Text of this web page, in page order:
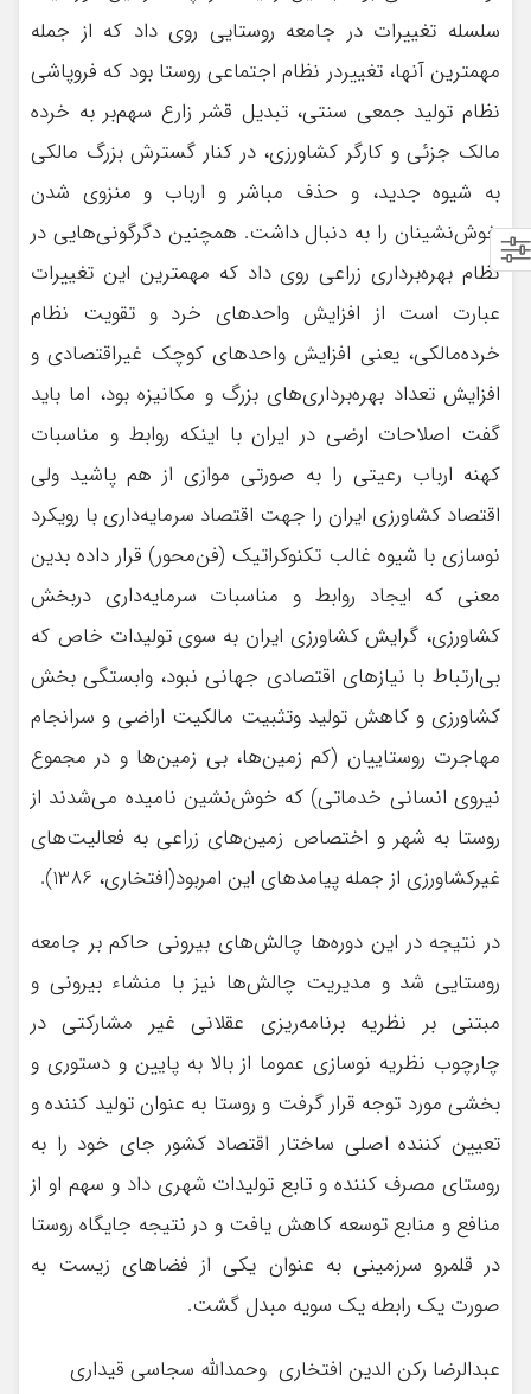
سلسله تغييرات در جامعه روستايي روي داد كه از جمله
مهمترين آنها، تغييردر نظام اجتماعي روستا بود كه فروپاشي
نظام توليد جمعي سنتي، تبديل قشر زارع سهم‌بر به خرده
مالك جزئي و كارگر كشاورزي، در كنار گسترش بزرگ مالكي
به شيوه جديد، و حذف مباشر و ارباب و منزوي شدن
خوش‌نشينان را به دنبال داشت. همچنين دگرگوني‌هايي در
نظام بهره‌برداري زراعي روي داد كه مهمترين اين تغييرات
عبارت ‌است از افزايش واحد‌هاي خرد و تقويت نظام
خرده‌مالكي، يعني افزايش واحد‌هاي كوچك غيراقتصادي و
افزايش تعداد بهره‌برداري‌هاي بزرگ و مكانيزه بود، اما بايد
گفت اصلاحات ارضي در ايران با اينکه روابط و مناسبات
كهنه ارباب رعيتي را به صورتي موازي از هم پاشيد ولي
اقتصاد كشاورزي ايران را جهت اقتصاد سرمايه‌داري با رويكرد
نوسازي با شيوه غالب تكنوكراتيك (فن‌محور) قرار داده بدين
معني که ايجاد روابط و مناسبات سرمايه‌داري دربخش
كشاورزي، گرايش كشاورزي ايران به سوي توليدات خاص كه
بي‌ارتباط با نيازهاي اقتصادي جهاني نبود، وابستگي بخش
كشاورزي و كاهش توليد وتثبيت مالكيت اراضي و سرانجام
مهاجرت روستاييان (كم زمين‌ها، بي زمين‌ها و در مجموع
نيروي انساني خدماتي) كه خوش‌نشين ناميده مي‌شدند از
روستا به شهر و اختصاص زمين‌هاي زراعي به فعاليت‌هاي
غيركشاورزي از جمله پيامد‌هاي اين امربود(افتخاري، 1386).
در نتيجه در اين دوره‌ها چالش‌هاي بيروني حاكم بر جامعه
روستايي شد و مديريت چالش‌ها نيز با منشاء بيروني و
مبتني بر نظريه برنامه‌ريزي عقلاني غير مشارکتي در
چارچوب نظريه نوسازي عموما از بالا به پايين و دستوري و
بخشي مورد توجه قرار گرفت و روستا به عنوان توليد كننده و
تعيين كننده اصلي ساختار اقتصاد كشور جاي خود را به
روستاي مصرف كننده و تابع توليدات شهري داد و سهم او از
منافع و منابع توسعه كاهش يافت و در نتيجه جايگاه روستا
در قلمرو سرزميني به عنوان يكي از فضاهاي زيست به
صورت يك رابطه يك سويه مبدل گشت.
عبدالرضا ركن الدين افتخاري وحمدالله سجاسي قيداري